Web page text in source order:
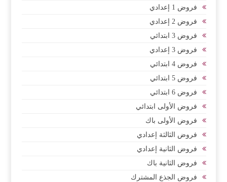
فروض 1 إعدادي
فروض 2 إعدادي
فروض 3 ابتدائي
فروض 3 إعدادي
فروض 4 ابتدائي
فروض 5 ابتدائي
فروض 6 ابتدائي
فروض الأولى ابتدائي
فروض الأولى باك
فروض الثالثة إعدادي
فروض الثانية إعدادي
فروض الثانية باك
فروض الجذع المشترك